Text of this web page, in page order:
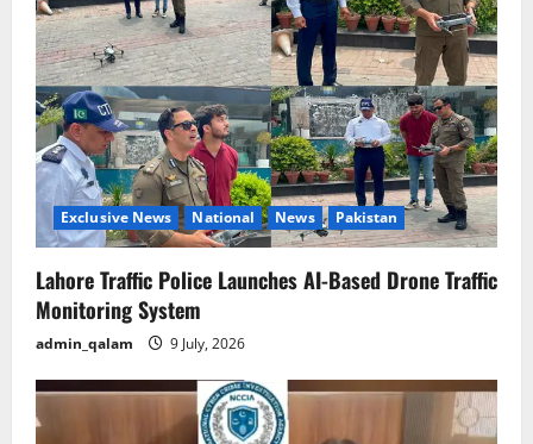
Exclusive News National News Pakistan
Lahore Traffic Police Launches AI-Based Drone Traffic
Monitoring System
admin_qalam 9 July, 2026